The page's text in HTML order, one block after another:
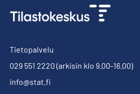
Tietopalvelu
029 551 2220 (arkisin klo 9.00-16.00)
info@stat.fi